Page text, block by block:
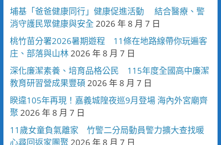
埔基「爸爸健康同行」健康促進活動 結合醫療、警
消守護民眾健康與安全 2026 年 8 月 7 日
桃竹苗分署2026暑期遊程 11條在地路線帶你玩遍客
庄、部落與山林 2026 年 8 月 7 日
深化廉潔素養、培育品格公民 115年度全國高中廉潔
教育研習營成果豐碩 2026 年 8 月 7 日
睽違105年再現！嘉義城隍夜巡9月登場 海內外宮廟齊
聚 2026 年 8 月 7 日
11歲女童負氣離家 竹警二分局動員警力擴大查找暖
心尋回返家團聚 2026 年 8 月 7 日